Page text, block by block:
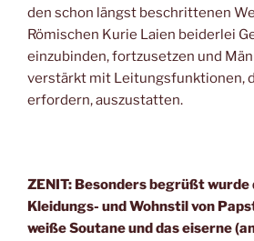
den schon längst beschrittenen
Römischen Kurie Laien beiderlei
einzubinden, fortzusetzen und
verstärkt mit Leitungsfunktionen,
erfordern, auszustatten.
ZENIT: Besonders begrüßt
Kleidungs- und Wohnstil von
weiße Soutane und das eiserne